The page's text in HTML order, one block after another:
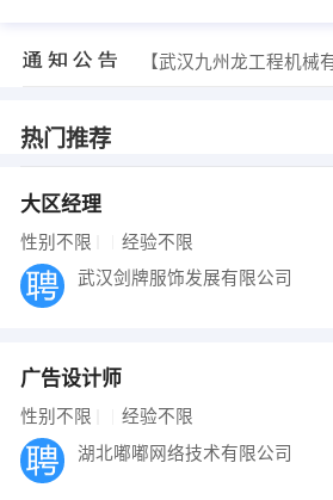
【武汉九州龙工程机械
【武汉川合贸易有限公
热门推荐
大区经理
性别不限 经验不限
武汉剑牌服饰发展有限公司
广告设计师
性别不限 经验不限
湖北嘟嘟网络技术有限公司